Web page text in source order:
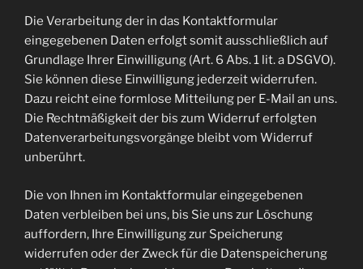
Die Verarbeitung der in das Kontaktformular
eingegebenen Daten erfolgt somit ausschließlich auf
Grundlage Ihrer Einwilligung (Art. 6 Abs. 1 lit. a DSGVO).
Sie können diese Einwilligung jederzeit widerrufen.
Dazu reicht eine formlose Mitteilung per E-Mail an uns.
Die Rechtmäßigkeit der bis zum Widerruf erfolgten
Datenverarbeitungsvorgänge bleibt vom Widerruf
unberührt.
Die von Ihnen im Kontaktformular eingegebenen
Daten verbleiben bei uns, bis Sie uns zur Löschung
auffordern, Ihre Einwilligung zur Speicherung
widerrufen oder der Zweck für die Datenspeicherung